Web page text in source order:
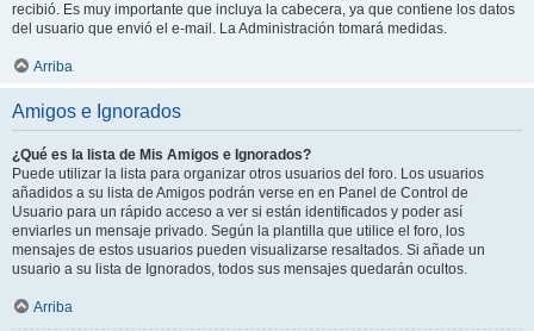
recibió. Es muy importante que incluya la cabecera, ya que contiene los datos
del usuario que envió el e-mail. La Administración tomará medidas.
Arriba
Amigos e Ignorados
¿Qué es la lista de Mis Amigos e Ignorados?
Puede utilizar la lista para organizar otros usuarios del foro. Los usuarios
añadidos a su lista de Amigos podrán verse en en Panel de Control de
Usuario para un rápido acceso a ver si están identificados y poder así
enviarles un mensaje privado. Según la plantilla que utilice el foro, los
mensajes de estos usuarios pueden visualizarse resaltados. Si añade un
usuario a su lista de Ignorados, todos sus mensajes quedarán ocultos.
Arriba